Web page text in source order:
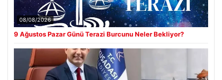
08/08/2026
9 Ağustos Pazar Günü Terazi Burcunu Neler Bekliyor?